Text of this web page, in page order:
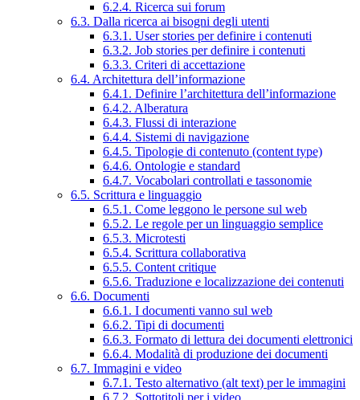
6.2.4. Ricerca sui forum
6.3. Dalla ricerca ai bisogni degli utenti
6.3.1. User stories per definire i contenuti
6.3.2. Job stories per definire i contenuti
6.3.3. Criteri di accettazione
6.4. Architettura dell’informazione
6.4.1. Definire l’architettura dell’informazione
6.4.2. Alberatura
6.4.3. Flussi di interazione
6.4.4. Sistemi di navigazione
6.4.5. Tipologie di contenuto (content type)
6.4.6. Ontologie e standard
6.4.7. Vocabolari controllati e tassonomie
6.5. Scrittura e linguaggio
6.5.1. Come leggono le persone sul web
6.5.2. Le regole per un linguaggio semplice
6.5.3. Microtesti
6.5.4. Scrittura collaborativa
6.5.5. Content critique
6.5.6. Traduzione e localizzazione dei contenuti
6.6. Documenti
6.6.1. I documenti vanno sul web
6.6.2. Tipi di documenti
6.6.3. Formato di lettura dei documenti elettronici
6.6.4. Modalità di produzione dei documenti
6.7. Immagini e video
6.7.1. Testo alternativo (alt text) per le immagini
6.7.2. Sottotitoli per i video